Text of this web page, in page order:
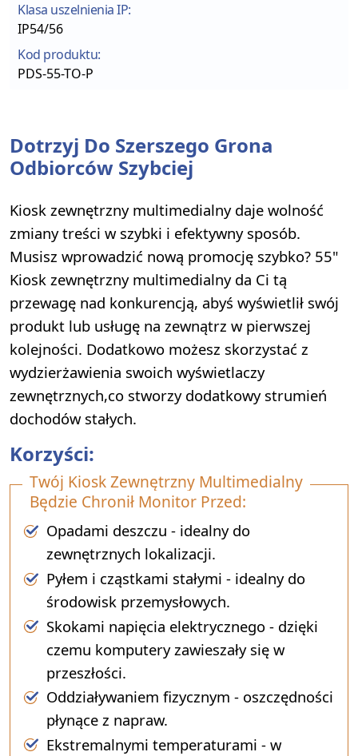
Klasa uszelnienia IP:
IP54/56
Kod produktu:
PDS-55-TO-P
Dotrzyj Do Szerszego Grona
Odbiorców Szybciej
Kiosk zewnętrzny multimedialny daje wolność
zmiany treści w szybki i efektywny sposób.
Musisz wprowadzić nową promocję szybko? 55"
Kiosk zewnętrzny multimedialny da Ci tą
przewagę nad konkurencją, abyś wyświetlił swój
produkt lub usługę na zewnątrz w pierwszej
kolejności. Dodatkowo możesz skorzystać z
wydzierżawienia swoich wyświetlaczy
zewnętrznych,co stworzy dodatkowy strumień
dochodów stałych.
Korzyści:
Twój Kiosk Zewnętrzny Multimedialny
Będzie Chronił Monitor Przed:
Opadami deszczu - idealny do
zewnętrznych lokalizacji.
Pyłem i cząstkami stałymi - idealny do
środowisk przemysłowych.
Skokami napięcia elektrycznego - dzięki
czemu komputery zawieszały się w
przeszłości.
Oddziaływaniem fizycznym - oszczędności
płynące z napraw.
Ekstremalnymi temperaturami - w